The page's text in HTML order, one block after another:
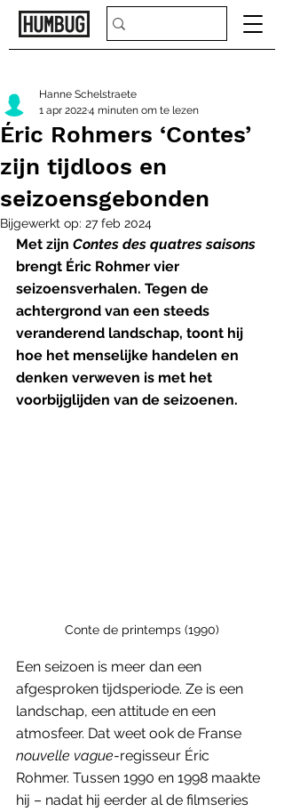
Éric Rohmers ‘Contes’
zijn tijdloos en
seizoensgebonden
Hanne Schelstraete
1 apr 20224 minuten om te lezen
Bijgewerkt op: 27 feb 2024
Met zijn Contes des quatres saisons
brengt Éric Rohmer vier
seizoensverhalen. Tegen de
achtergrond van een steeds
veranderend landschap, toont hij
hoe het menselijke handelen en
denken verweven is met het
voorbijglijden van de seizoenen.
Conte de printemps (1990)
Een seizoen is meer dan een
afgesproken tijdsperiode. Ze is een
landschap, een attitude en een
atmosfeer. Dat weet ook de Franse
nouvelle vague-regisseur Éric
Rohmer. Tussen 1990 en 1998 maakte
hij – nadat hij eerder al de filmseries